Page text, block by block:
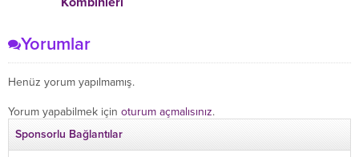
Yorumlar
Henüz yorum yapılmamış.
Yorum yapabilmek için oturum açmalısınız.
Sponsorlu Bağlantılar